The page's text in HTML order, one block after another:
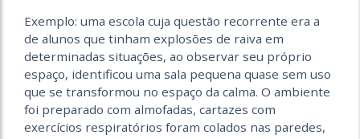
Exemplo: uma escola cuja questão recorrente era a
de alunos que tinham explosões de raiva em
determinadas situações, ao observar seu próprio
espaço, identificou uma sala pequena quase sem uso
que se transformou no espaço da calma. O ambiente
foi preparado com almofadas, cartazes com
exercícios respiratórios foram colados nas paredes,